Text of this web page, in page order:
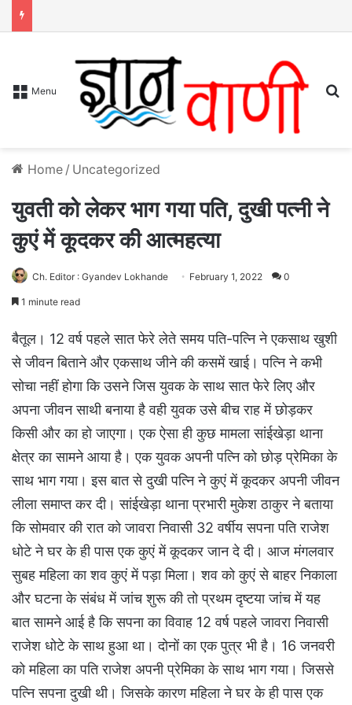
Menu
Home / Uncategorized
युवती को लेकर भाग गया पति, दुखी पत्नी ने
कुएं में कूदकर की आत्महत्या
Ch. Editor : Gyandev Lokhande February 1, 2022 0
1 minute read
बैतूल। 12 वर्ष पहले सात फेरे लेते समय पति-पत्नि ने एकसाथ खुशी
से जीवन बिताने और एकसाथ जीने की कसमें खाई। पत्नि ने कभी
सोचा नहीं होगा कि उसने जिस युवक के साथ सात फेरे लिए और
अपना जीवन साथी बनाया है वही युवक उसे बीच राह में छोड़कर
किसी और का हो जाएगा। एक ऐसा ही कुछ मामला सांईखेड़ा थाना
क्षेत्र का सामने आया है। एक युवक अपनी पत्नि को छोड़ प्रेमिका के
साथ भाग गया। इस बात से दुखी पत्नि ने कुएं में कूदकर अपनी जीवन
लीला समाप्त कर दी। सांईखेड़ा थाना प्रभारी मुकेश ठाकुर ने बताया
कि सोमवार की रात को जावरा निवासी 32 वर्षीय सपना पति राजेश
धोटे ने घर के ही पास एक कुएं में कूदकर जान दे दी। आज मंगलवार
सुबह महिला का शव कुएं में पड़ा मिला। शव को कुएं से बाहर निकाला
और घटना के संबंध में जांच शुरू की तो प्रथम दृष्टया जांच में यह
बात सामने आई है कि सपना का विवाह 12 वर्ष पहले जावरा निवासी
राजेश धोटे के साथ हुआ था। दोनों का एक पुत्र भी है। 16 जनवरी
को महिला का पति राजेश अपनी प्रेमिका के साथ भाग गया। जिससे
पत्नि सपना दुखी थी। जिसके कारण महिला ने घर के ही पास एक